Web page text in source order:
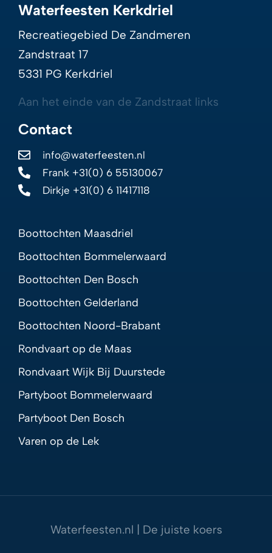
Waterfeesten Kerkdriel
Recreatiegebied De Zandmeren
Zandstraat 17
5331 PG Kerkdriel
Aan het einde van de Zandstraat links
Contact
info@waterfeesten.nl
Frank +31(0) 6 55130067
Dirkje +31(0) 6 11417118
Boottochten Maasdriel
Boottochten Bommelerwaard
Boottochten Den Bosch
Boottochten Gelderland
Boottochten Noord-Brabant
Rondvaart op de Maas
Rondvaart Wijk Bij Duurstede
Partyboot Bommelerwaard
Partyboot Den Bosch
Varen op de Lek
Waterfeesten.nl | De juiste koers